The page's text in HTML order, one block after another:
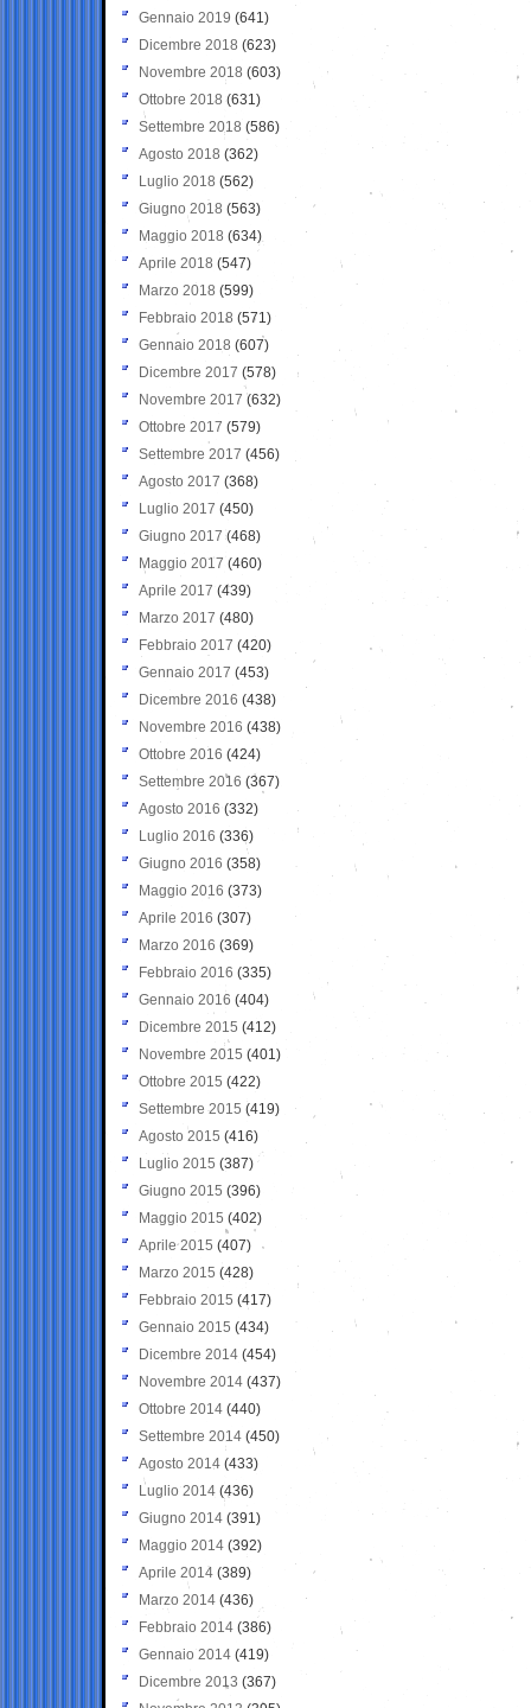
Gennaio 2019 (641)
Dicembre 2018 (623)
Novembre 2018 (603)
Ottobre 2018 (631)
Settembre 2018 (586)
Agosto 2018 (362)
Luglio 2018 (562)
Giugno 2018 (563)
Maggio 2018 (634)
Aprile 2018 (547)
Marzo 2018 (599)
Febbraio 2018 (571)
Gennaio 2018 (607)
Dicembre 2017 (578)
Novembre 2017 (632)
Ottobre 2017 (579)
Settembre 2017 (456)
Agosto 2017 (368)
Luglio 2017 (450)
Giugno 2017 (468)
Maggio 2017 (460)
Aprile 2017 (439)
Marzo 2017 (480)
Febbraio 2017 (420)
Gennaio 2017 (453)
Dicembre 2016 (438)
Novembre 2016 (438)
Ottobre 2016 (424)
Settembre 2016 (367)
Agosto 2016 (332)
Luglio 2016 (336)
Giugno 2016 (358)
Maggio 2016 (373)
Aprile 2016 (307)
Marzo 2016 (369)
Febbraio 2016 (335)
Gennaio 2016 (404)
Dicembre 2015 (412)
Novembre 2015 (401)
Ottobre 2015 (422)
Settembre 2015 (419)
Agosto 2015 (416)
Luglio 2015 (387)
Giugno 2015 (396)
Maggio 2015 (402)
Aprile 2015 (407)
Marzo 2015 (428)
Febbraio 2015 (417)
Gennaio 2015 (434)
Dicembre 2014 (454)
Novembre 2014 (437)
Ottobre 2014 (440)
Settembre 2014 (450)
Agosto 2014 (433)
Luglio 2014 (436)
Giugno 2014 (391)
Maggio 2014 (392)
Aprile 2014 (389)
Marzo 2014 (436)
Febbraio 2014 (386)
Gennaio 2014 (419)
Dicembre 2013 (367)